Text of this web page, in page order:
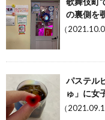
の裏側を
（
パステル
ゅ」に女
（